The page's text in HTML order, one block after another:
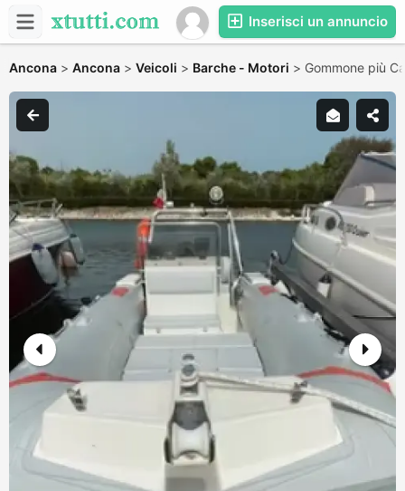
Inserisci un annuncio
Ancona > Ancona > Veicoli > Barche - Motori > Gommone più